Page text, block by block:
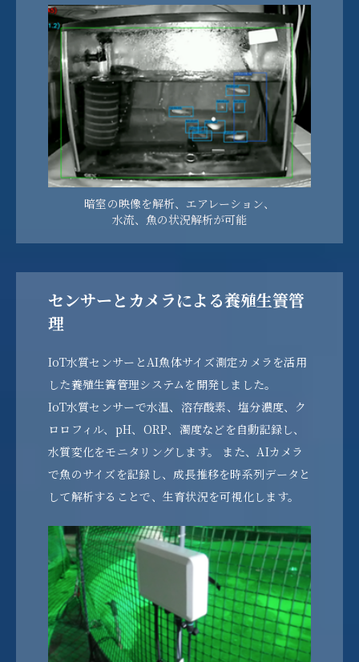
暗室の映像を解析、エアレーション、
水流、魚の状況解析が可能
センサーとカメラによる養殖生簀管
理
IoT水質センサーとAI魚体サイズ測定カメラを活用
した養殖生簀管理システムを開発しました。
IoT水質センサーで水温、溶存酸素、塩分濃度、ク
ロロフィル、pH、ORP、濁度などを自動記録し、
水質変化をモニタリングします。 また、AIカメラ
で魚のサイズを記録し、成長推移を時系列データと
して解析することで、生育状況を可視化します。